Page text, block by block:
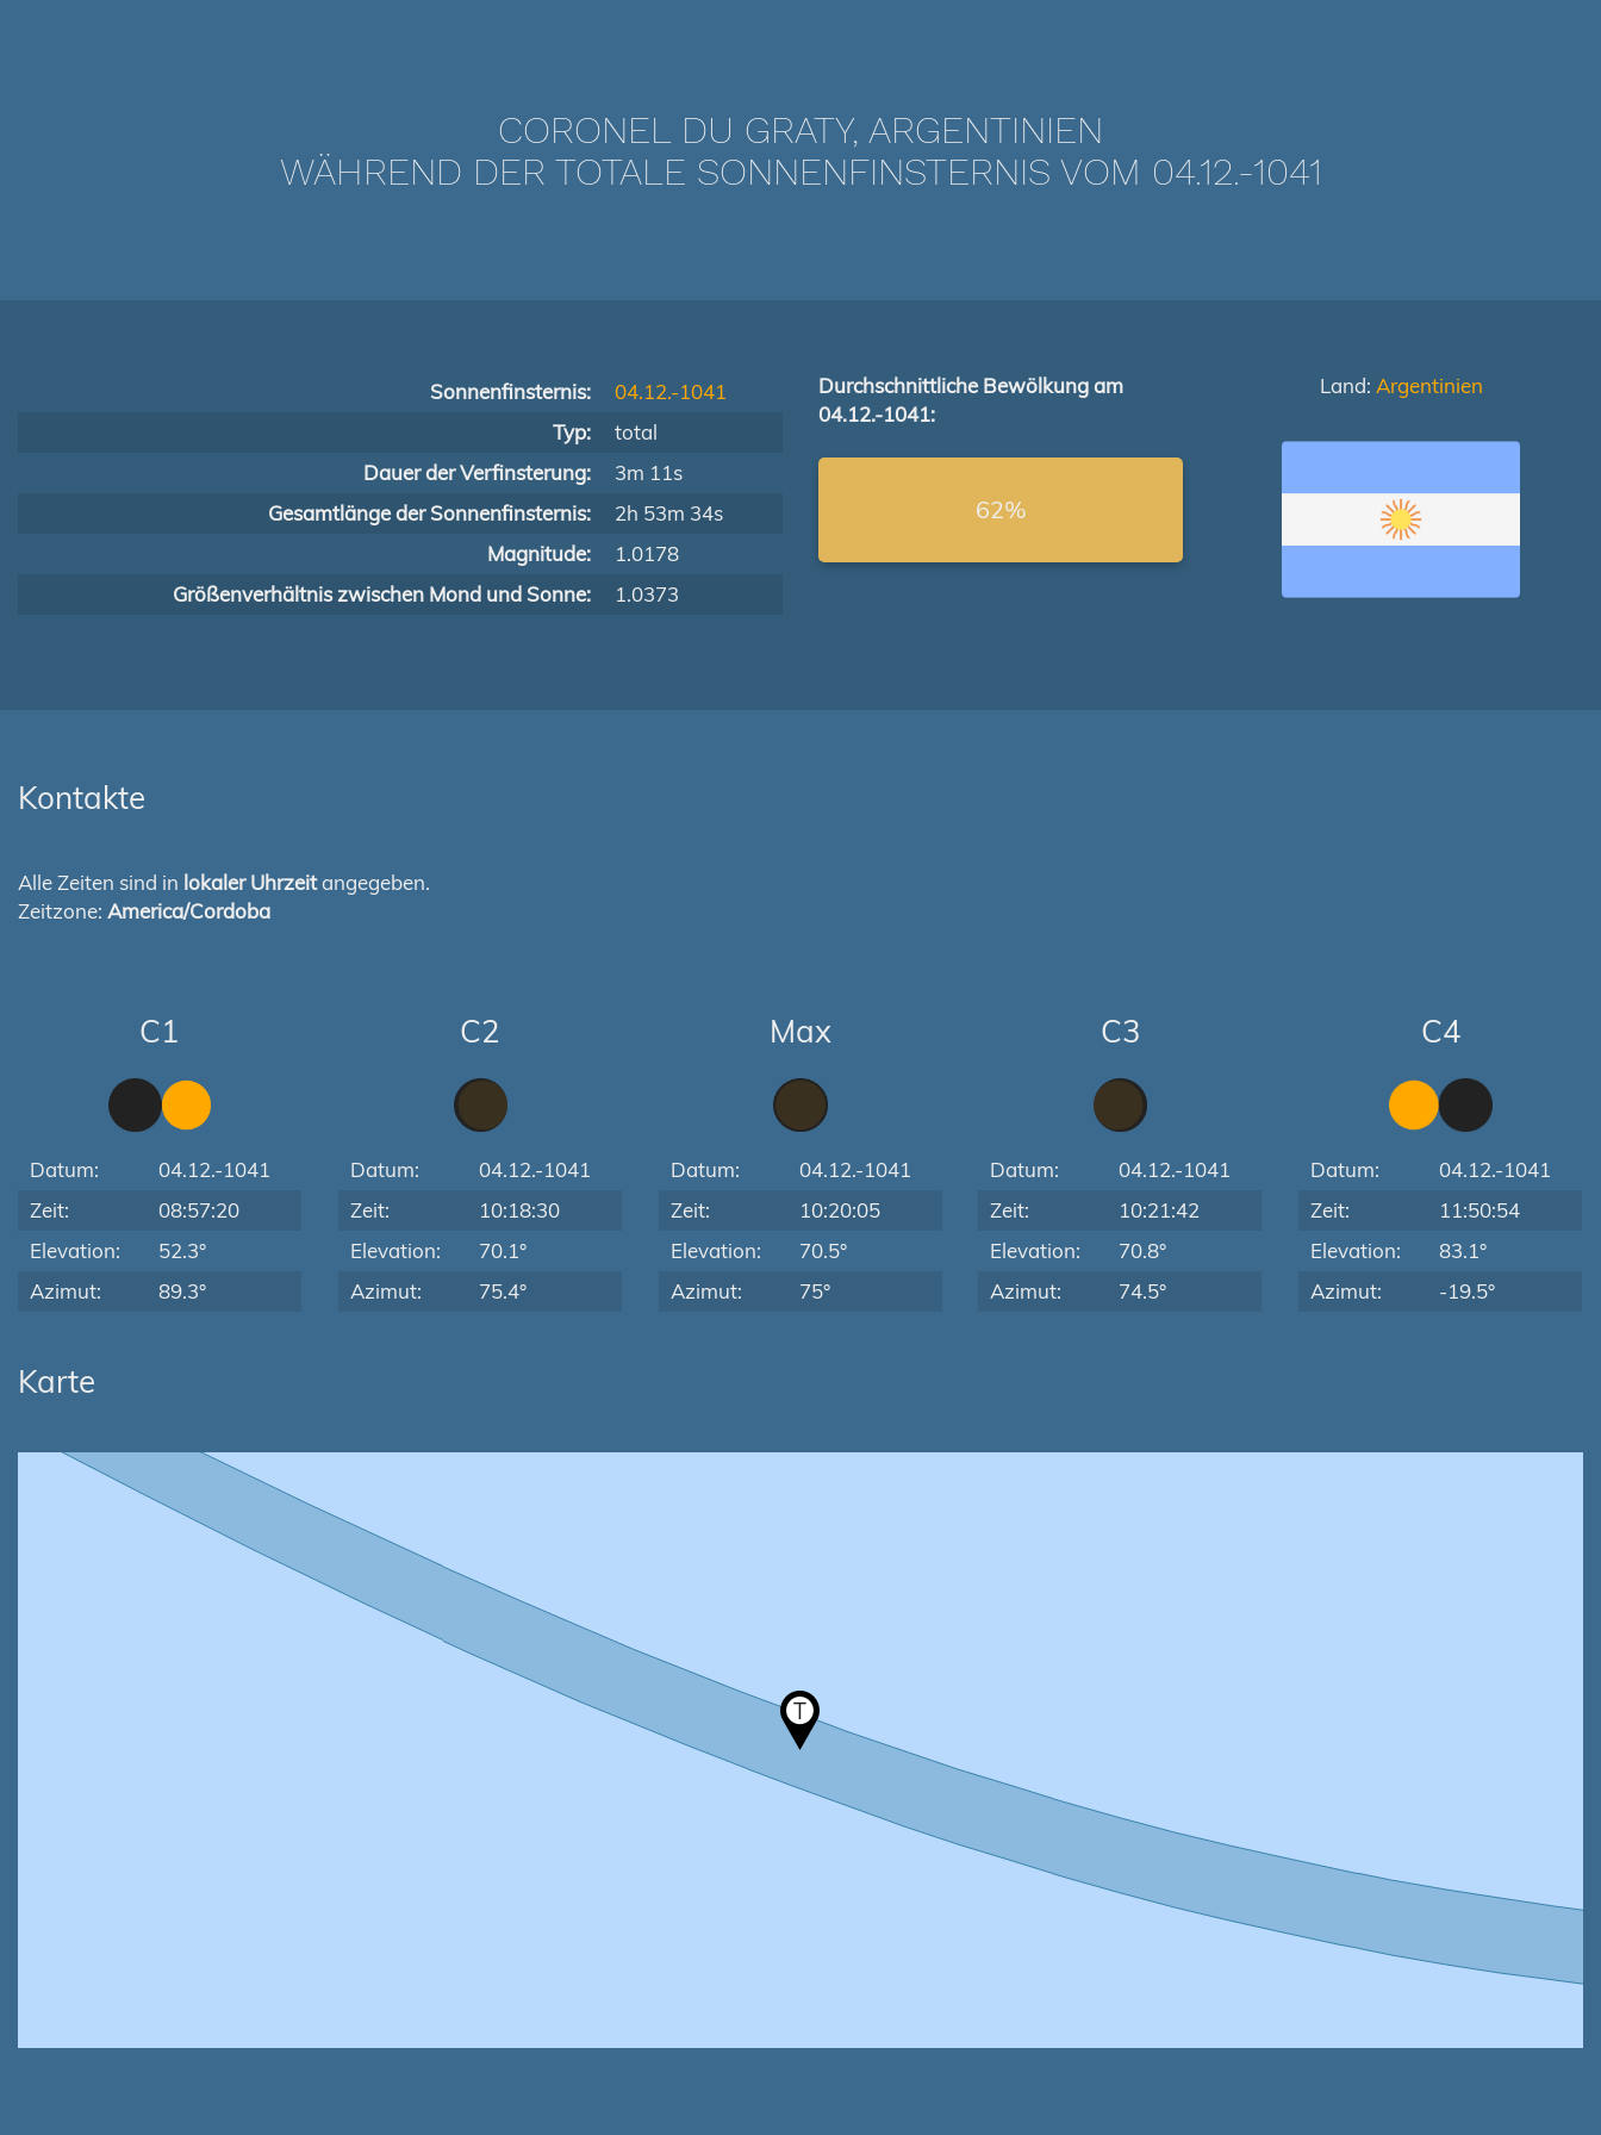
CORONEL DU GRATY, ARGENTINIEN
WÄHREND DER TOTALE SONNENFINSTERNIS VOM 04.12.-1041
Sonnenfinsternis:
04.12.-1041
Typ:
total
Dauer der Verfinsterung:
3m 11s
Gesamtlänge der Sonnenfinsternis:
2h 53m 34s
Magnitude:
1.0178
Größenverhältnis zwischen Mond und Sonne:
1.0373
Durchschnittliche Bewölkung am
04.12.-1041:
62%
Land: Argentinien
Kontakte
Alle Zeiten sind in lokaler Uhrzeitangegeben.
Zeitzone: America/Cordoba
C1
Datum:
04.12.-1041
Zeit:
08:57:20
Elevation:
52.3°
Azimut:
89.3°
C2
Datum:
04.12.-1041
Zeit:
10:18:30
Elevation:
70.1°
Azimut:
75.4°
Max
Datum:
04.12.-1041
Zeit:
10:20:05
Elevation:
70.5°
Azimut:
75°
C3
Datum:
04.12.-1041
Zeit:
10:21:42
Elevation:
70.8°
Azimut:
74.5°
C4
Datum:
04.12.-1041
Zeit:
11:50:54
Elevation:
83.1°
Azimut:
-19.5°
Karte